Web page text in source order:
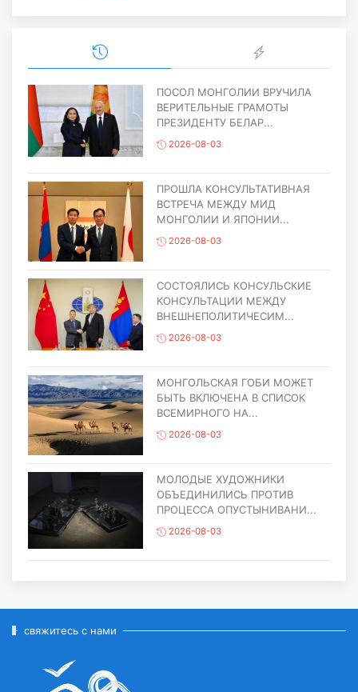
ПОСОЛ МОНГОЛИИ ВРУЧИЛА
ВЕРИТЕЛЬНЫЕ ГРАМОТЫ
ПРЕЗИДЕНТУ БЕЛАР...
2026-08-03
ПРОШЛА КОНСУЛЬТАТИВНАЯ
ВСТРЕЧА МЕЖДУ МИД
МОНГОЛИИ И ЯПОНИИ...
2026-08-03
СОСТОЯЛИСЬ КОНСУЛЬСКИЕ
КОНСУЛЬТАЦИИ МЕЖДУ
ВНЕШНЕПОЛИТИЧЕСИМ...
2026-08-03
МОНГОЛЬСКАЯ ГОБИ МОЖЕТ
БЫТЬ ВКЛЮЧЕНА В СПИСОК
ВСЕМИРНОГО НА...
2026-08-03
МОЛОДЫЕ ХУДОЖНИКИ
ОБЪЕДИНИЛИСЬ ПРОТИВ
ПРОЦЕССА ОПУСТЫНИВАНИ...
2026-08-03
ВСЕМИРНОГО НАСЛЕД...
2026-07-27
свяжитесь с нами